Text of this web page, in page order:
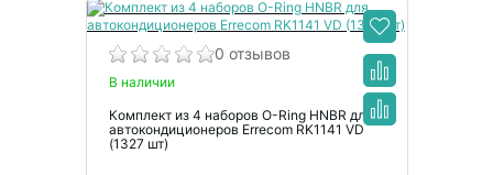
0 отзывов
В наличии
Комплект из 4 наборов O-Ring HNBR для
автокондиционеров Errecom RK1141 VD
(1327 шт)